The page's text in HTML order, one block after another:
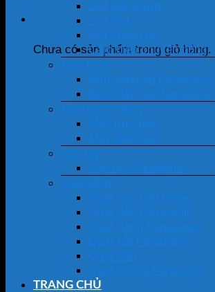
Giỏ hàng
Chưa có sản phẩm trong giỏ hàng.
Led sân vườn
Led pha
Led chống nổ
Cảm biến chuyển động
Máy bơm
Bơm tăng áp Panasonic
Bơm đẩy cao Panasonic
Máy nước nóng
Máy trực tiếp
Máy gián tiếp
Sấy tay
Sấy tay Panasonic
Quạt điện
Quạt bàn Panasonic
Quạt đảo Panasonic
Quạt đứng Panasonic
Quạt hút Panasonic
Quạt trần
Quạt tường Panasonic
TRANG CHỦ